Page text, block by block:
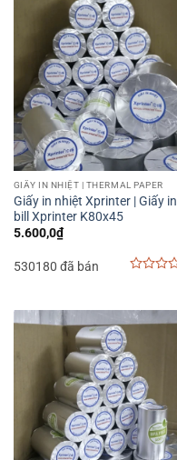
GIẤY IN NHIỆT | THERMAL PAPER
Giấy in nhiệt Xprinter | Giấy in
bill Xprinter K80x45
5.600,0₫
530180 đã bán
of
5